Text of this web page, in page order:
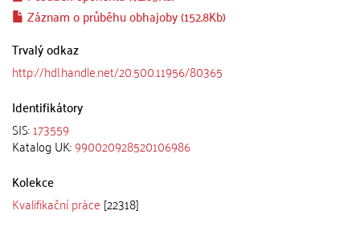
Záznam o průběhu obhajoby (152.8Kb)
Trvalý odkaz
http://hdl.handle.net/20.500.11956/80365
Identifikátory
SIS:173559
Katalog UK:990020928520106986
Kolekce
Kvalifikační práce [22318]